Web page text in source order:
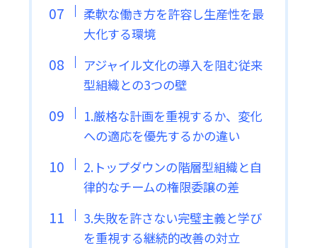
柔軟な働き方を許容し生産性を最
大化する環境
アジャイル文化の導入を阻む従来
型組織との3つの壁
1.厳格な計画を重視するか、変化
への適応を優先するかの違い
2.トップダウンの階層型組織と自
律的なチームの権限委譲の差
3.失敗を許さない完璧主義と学び
を重視する継続的改善の対立